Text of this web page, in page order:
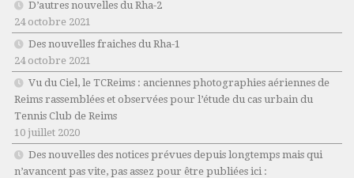
D’autres nouvelles du Rha-2
24 octobre 2021
Des nouvelles fraiches du Rha-1
24 octobre 2021
Vu du Ciel, le TCReims : anciennes photographies aériennes de
Reims rassemblées et observées pour l’étude du cas urbain du
Tennis Club de Reims
10 juillet 2020
Des nouvelles des notices prévues depuis longtemps mais qui
n’avancent pas vite, pas assez pour être publiées ici :